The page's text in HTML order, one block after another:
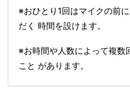
※おひとり1回はマイクの前
だく 時間を設けます。
※お時間や人数によって複数
こと があります。